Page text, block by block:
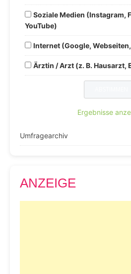
Soziale Medien (Instagram,
YouTube)
Internet (Google,
Ärztin / Arzt (z. B. Hausarzt,
Ergebnisse
Umfragearchiv
ANZEIGE